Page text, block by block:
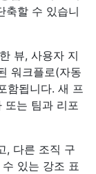
축할 수 있습니
뷰, 사용자 지
워크플로(자동
함됩니다. 새 프
또는 팀과 리포
, 다른 조직 구
있는 강조 표